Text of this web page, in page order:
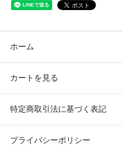
ホーム
カートを見る
特定商取引法に基づく表記
プライバシーポリシー